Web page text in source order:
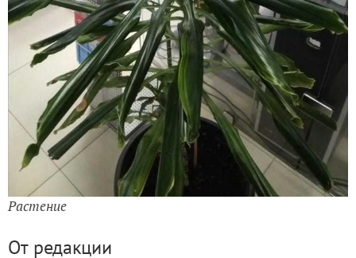
Растение
От редакции